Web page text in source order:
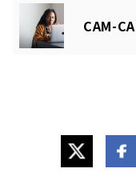
す言葉です。代
CAM-